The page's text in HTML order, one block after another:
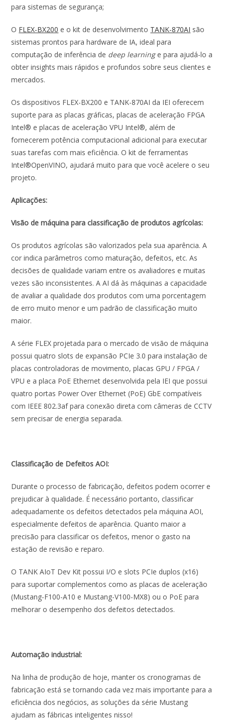
para sistemas de segurança;
O FLEX-BX200 e o kit de desenvolvimento TANK-870AI são
sistemas prontos para hardware de IA, ideal para
computação de inferência de deep learninge para ajudá-lo a
obter insights mais rápidos e profundos sobre seus clientes e
mercados.
Os dispositivos FLEX-BX200 e TANK-870AI da IEI oferecem
suporte para as placas gráficas, placas de aceleração FPGA
Intel® e placas de aceleração VPU Intel®, além de
fornecerem potência computacional adicional para executar
suas tarefas com mais eficiência. O kit de ferramentas
Intel®OpenVINO, ajudará muito para que você acelere o seu
projeto.
Aplicações:
Visão de máquina para classificação de produtos agrícolas:
Os produtos agrícolas são valorizados pela sua aparência. A
cor indica parâmetros como maturação, defeitos, etc. As
decisões de qualidade variam entre os avaliadores e muitas
vezes são inconsistentes. A AI dá às máquinas a capacidade
de avaliar a qualidade dos produtos com uma porcentagem
de erro muito menor e um padrão de classificação muito
maior.
A série FLEX projetada para o mercado de visão de máquina
possui quatro slots de expansão PCIe 3.0 para instalação de
placas controladoras de movimento, placas GPU / FPGA /
VPU e a placa PoE Ethernet desenvolvida pela IEI que possui
quatro portas Power Over Ethernet (PoE) GbE compatíveis
com IEEE 802.3af para conexão direta com câmeras de CCTV
sem precisar de energia separada.
Classificação de Defeitos AOI:
Durante o processo de fabricação, defeitos podem ocorrer e
prejudicar à qualidade. É necessário portanto, classificar
adequadamente os defeitos detectados pela máquina AOI,
especialmente defeitos de aparência. Quanto maior a
precisão para classificar os defeitos, menor o gasto na
estação de revisão e reparo.
O TANK AIoT Dev Kit possui I/O e slots PCIe duplos (x16)
para suportar complementos como as placas de aceleração
(Mustang-F100-A10 e Mustang-V100-MX8) ou o PoE para
melhorar o desempenho dos defeitos detectados.
Automação industrial:
Na linha de produção de hoje, manter os cronogramas de
fabricação está se tornando cada vez mais importante para a
eficiência dos negócios, as soluções da série Mustang
ajudam as fábricas inteligentes nisso!